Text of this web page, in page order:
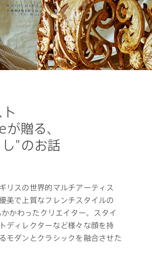
ワールド 長期保証
贈る、
"のお話
リスの世界的マルチアーティス
美で上質なフレンチスタイルの
かわったクリエイター。スタイ
ディレクターなど様々な顔を持
モダンとクラシックを融合させた